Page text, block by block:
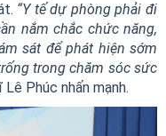
“Y tế dự phòng phải đi
nắm chắc chức năng,
sát để phát hiện sớm
trong chăm sóc sức
Lê Phúc nhấn mạnh.